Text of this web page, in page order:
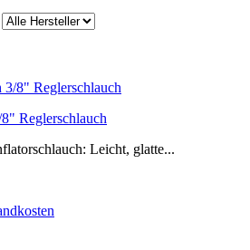
Reglerschlauch
Leicht, glatte...